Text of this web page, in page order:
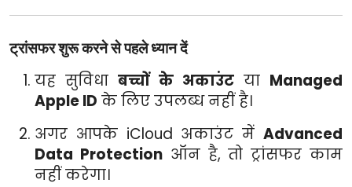
ट्रांसफर शुरू करने से पहले ध्यान दें
यह सुविधाबच्चों के अकाउंटया Managed
Apple ID के लिए उपलब्ध नहीं है।
अगर आपके iCloud अकाउंट में Advanced
Data Protectionऑन है, तो ट्रांसफर काम
नहीं करेगा।